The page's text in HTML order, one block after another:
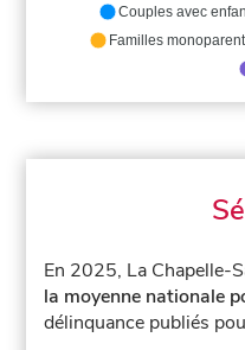
Couples avec
Familles
En 2025, La Chapelle-
la moyenne nationale
délinquance publiés